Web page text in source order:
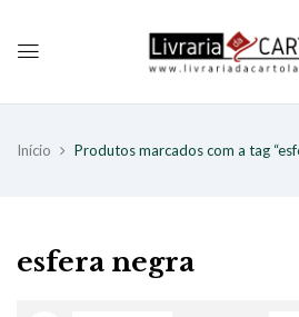
Início Produtos marcados com a tag
esfera negra